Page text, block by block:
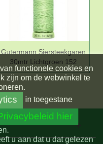
Gutermann Siersteekgaren
30mtr Lichtgroen 152
functionele cookies en
zijn om de webwinkel te
in toegestane
hier
u aan dat u dat gelezen